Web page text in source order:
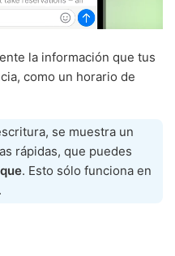
la información que tus
como un horario de
se muestra un
rápidas, que puedes
. Esto sólo funciona en